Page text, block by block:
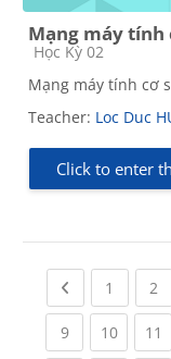
Mạng máy tính
Course category
Học Kỳ 02
Mạng máy tính cơ
Teacher: Loc Duc
Click to enter
Previous page
1 (current)
2
9(current)
10(current)
11